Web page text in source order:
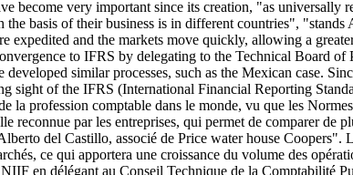
very important since its creation, "as universally
basis of their business is in different countries",
and the markets move quickly, allowing a
to IFRS by delegating to the Technical Board
similar processes, such as the Mexican case.
of the IFRS (International Financial Reporting
profession comptable dans le monde, vu que les
par les entreprises, qui permet de comparer de
del Castillo, associé de Price water house Coopers".
ce qui apportera une croissance du volume des
en délégant au Conseil Technique de la Comptabilité